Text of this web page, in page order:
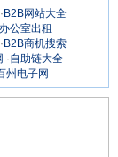
B2B网站大全
办公室出租
· B2B商机搜索
·自助链大全
州电子网